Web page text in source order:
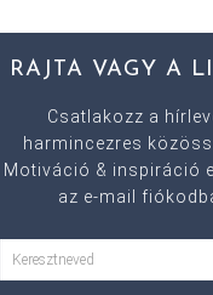
RAJTA VAGY A
Csatlakozz a
harmincezres
Motiváció & inspiráció
az e-mail